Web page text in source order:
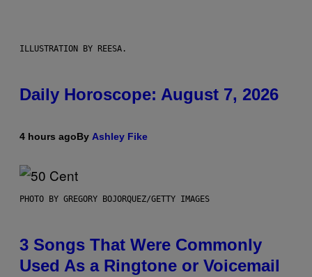
ILLUSTRATION BY REESA.
Daily Horoscope: August 7, 2026
4 hours agoBy Ashley Fike
PHOTO BY GREGORY BOJORQUEZ/GETTY IMAGES
3 Songs That Were Commonly
Used As a Ringtone or Voicemail